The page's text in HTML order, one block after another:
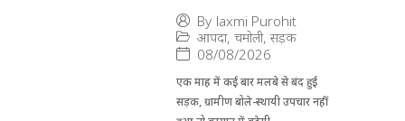
By laxmi Purohit
आपदा, चमोली, सड़क
08/08/2026
एक माह में कई बार मलबे से बंद हुई
सड़क, ग्रामीण बोले-स्थायी उपचार नहीं